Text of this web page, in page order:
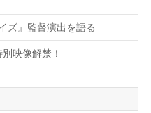
ズ』監督演出を語る
映像解禁！